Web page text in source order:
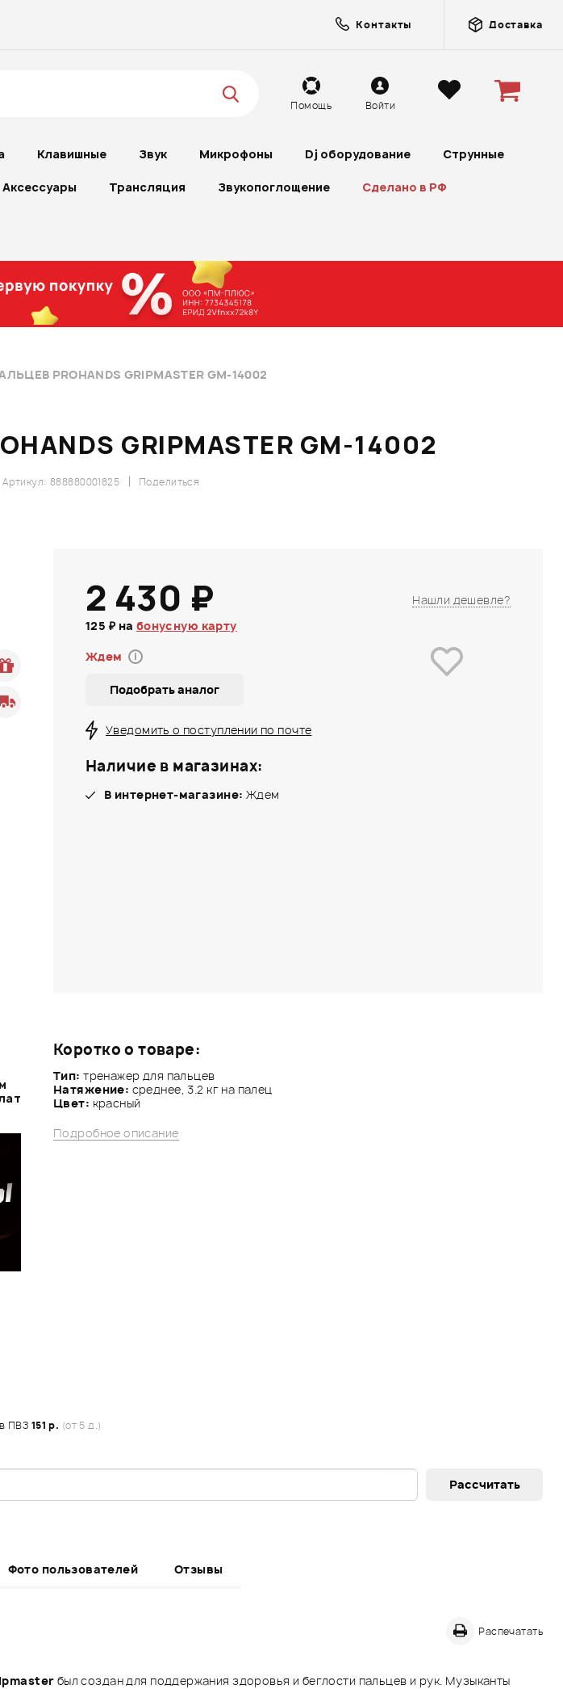
Контакты Доставка
Помощь Войти
Клавишные Звук Микрофоны Dj оборудование Струнные
Аксессуары Трансляция Звукопоглощение Сделано в РФ
PROHANDS GRIPMASTER GM-14002
GRIPMASTER GM-14002
Поделиться
Артикул: 888880001825
Коротко о товаре:
Тип: тренажер для пальцев
Натяжение: среднее, 3.2 кг на палец
Цвет: красный
Подробное описание
2 430 ₽
125 ₽ на бонусную карту
Нашли дешевле?
Ждем i
Подобрать аналог
Уведомить о поступлении по почте
Наличие в магазинах:
В интернет-магазине: Ждем
ПВЗ 151 р. (от 5 д.)
Фото пользователей Отзывы
Распечатать
был создан для поддержания здоровья и беглости пальцев и рук. Музыканты